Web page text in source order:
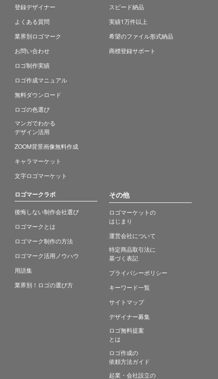
登録デザイナー
よくある質問
業界別ロゴマーク
お問い合わせ
ロゴ制作実績
ロゴ作成マニュアル
無料ダウンロード
ロゴの色選び
マンガでわかる
デザイン活用
ZOOM背景画像無料作成
キャラマーケット
文字ロゴマーケット
スピード納品
実績1万件以上
希望のファイル形式納品
商標登録サポート
ロゴマークラボ
後悔しない制作会社選び
ロゴマークとは
ロゴマーク制作の方法
ロゴマーク活用ノウハウ
用語集
業界別！ロゴの選び方
その他
ロゴマーケットの
はじまり
運営会社について
特定商品取引法に
基づく表記
プライバシーポリシー
キーワード一覧
サイトマップ
デザイナー募集
ロゴ無料提案
とは
ロゴ作成の
依頼方法ガイド
起業・会社設立の